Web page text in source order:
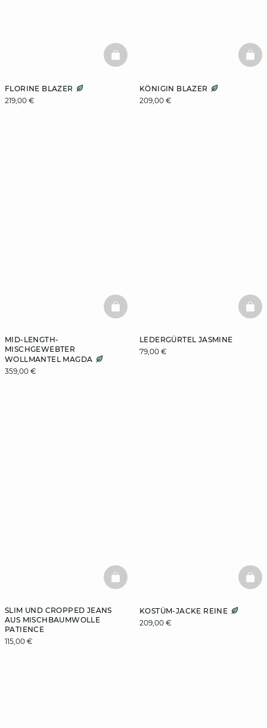
FLORINE BLAZER
219,00 €
BASKETFULL
KÖNIGIN BLAZER
209,00 €
MID-LENGTH-
MISCHGEWEBTER
WOLLMANTEL MAGDA
359,00 €
BASKETFULL
LEDERGÜRTEL JASMINE
79,00 €
SLIM UND CROPPED JEANS
AUS MISCHBAUMWOLLE
PATIENCE
115,00 €
BASKETFULL
KOSTÜM-JACKE REINE
209,00 €